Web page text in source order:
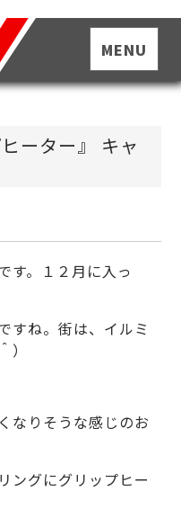
ーター』 キャ
す。１２月に入っ
すね。街は、イルミ
なりそうな感じのお
ングにグリップヒー